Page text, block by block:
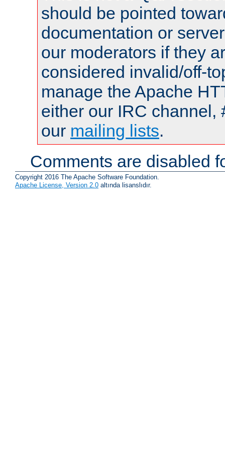
should be pointed
documentation or
our moderators if they
considered invalid/off-
manage the Apache
either our IRC channel,
our mailing lists.
Comments are disabled
Copyright 2016 The Apache Software Foundation.
Apache License, Version 2.0 altında lisanslıdır.